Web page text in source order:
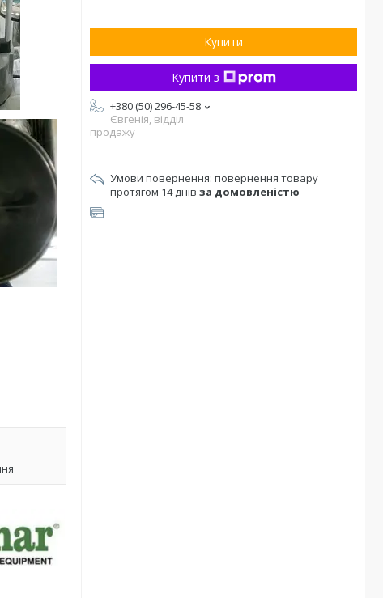
Купити
Купити з
+380 (50) 296-45-58
Євгенія, відділ
продажу
повернення товару
протягом 14 днів за домовленістю